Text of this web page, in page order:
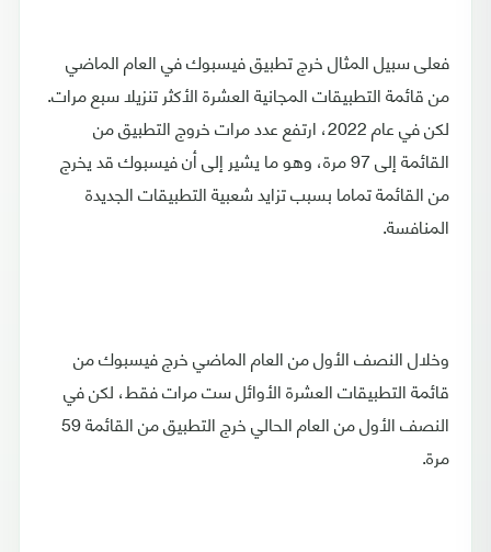
فعلى سبيل المثال خرج تطبيق فيسبوك في العام الماضي
من قائمة التطبيقات المجانية العشرة الأكثر تنزيلا سبع مرات.
لكن في عام 2022، ارتفع عدد مرات خروج التطبيق من
القائمة إلى 97 مرة، وهو ما يشير إلى أن فيسبوك قد يخرج
من القائمة تماما بسبب تزايد شعبية التطبيقات الجديدة
المنافسة.
وخلال النصف الأول من العام الماضي خرج فيسبوك من
قائمة التطبيقات العشرة الأوائل ست مرات فقط، لكن في
النصف الأول من العام الحالي خرج التطبيق من القائمة 59
مرة.